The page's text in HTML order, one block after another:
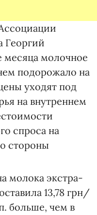
Георгий
месяца молочное
подорожало на
уходят под
на внутреннем
спроса на
стороны
молока экстра-
13,78 грн/
больше, чем в